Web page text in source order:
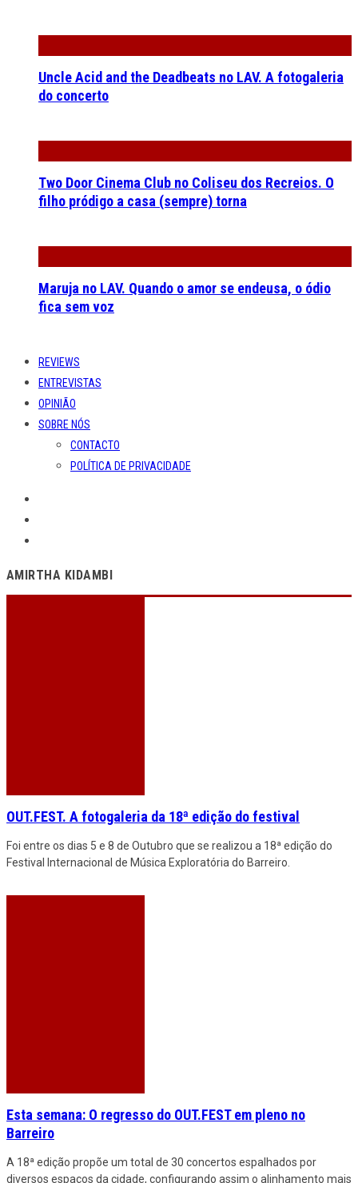
Uncle Acid and the Deadbeats no LAV. A fotogaleria
do concerto
Two Door Cinema Club no Coliseu dos Recreios. O
filho pródigo a casa (sempre) torna
Maruja no LAV. Quando o amor se endeusa, o ódio
fica sem voz
REVIEWS
ENTREVISTAS
OPINIÃO
SOBRE NÓS
CONTACTO
POLÍTICA DE PRIVACIDADE
AMIRTHA KIDAMBI
OUT.FEST. A fotogaleria da 18ª edição do festival
Foi entre os dias 5 e 8 de Outubro que se realizou a 18ª edição do
Festival Internacional de Música Exploratória do Barreiro.
Esta semana: O regresso do OUT.FEST em pleno no
Barreiro
A 18ª edição propõe um total de 30 concertos espalhados por
diversos espaços da cidade, configurando assim o alinhamento mais